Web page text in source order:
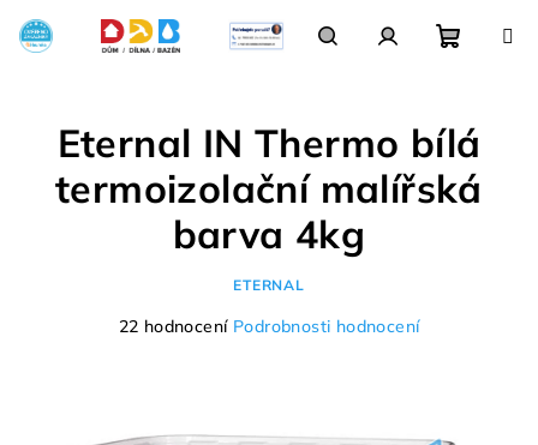
obsah
košík
Eternal IN Thermo bílá
termoizolační malířská
barva 4kg
ETERNAL
Průměrné
22 hodnocení Podrobnosti hodnocení